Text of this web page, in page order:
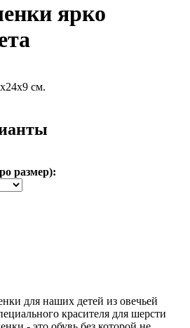
ярко
см.
размер):
для наших детей из овечьей
красителя для шерсти